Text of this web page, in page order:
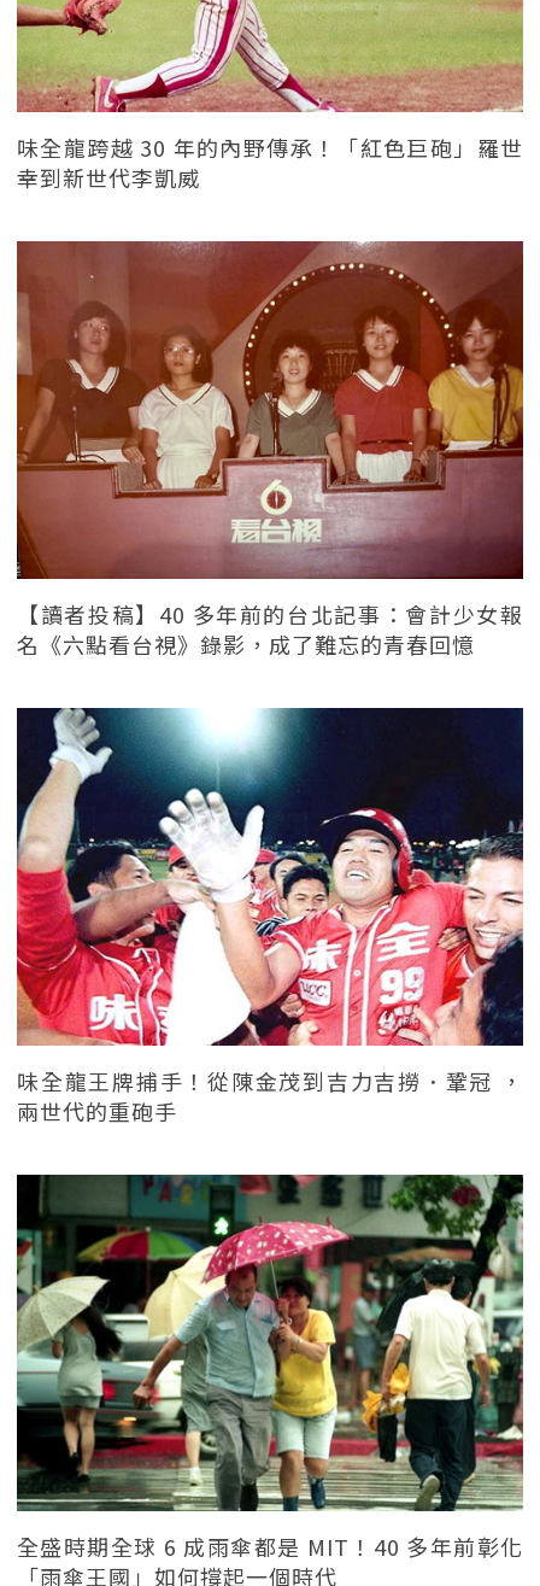
味全龍跨越 30 年的內野傳承！「紅色巨砲」羅世
幸到新世代李凱威
【讀者投稿】40 多年前的台北記事：會計少女報
名《六點看台視》錄影，成了難忘的青春回憶
味全龍王牌捕手！從陳金茂到吉力吉撈．鞏冠 ，
兩世代的重砲手
全盛時期全球 6 成雨傘都是 MIT！40 多年前彰化
「雨傘王國」如何撐起一個時代